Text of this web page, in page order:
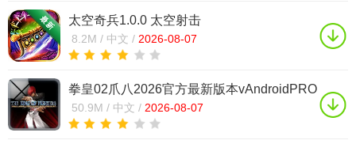
太空奇兵1.0.0 太空射击
8.2M / 中文 / 2026-08-07
拳皇02爪八2026官方最新版本vAndroidPRO
官方正版
50.9M / 中文 / 2026-08-07